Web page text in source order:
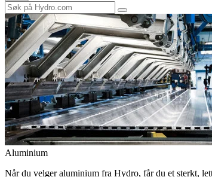
Aluminium
Når du velger aluminium fra Hydro, får du et sterkt,